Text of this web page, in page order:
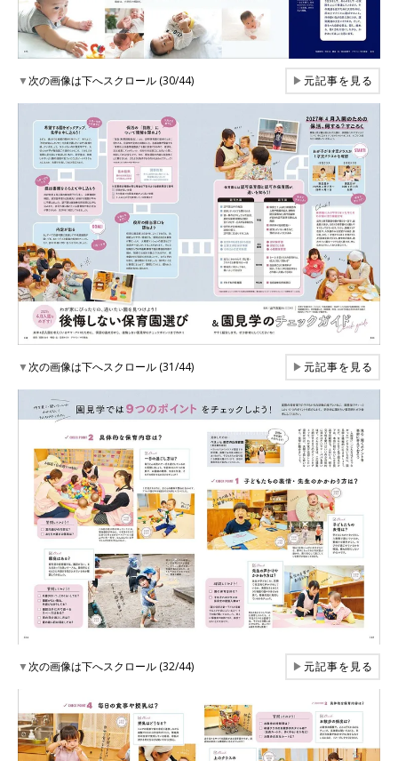
▼次の画像は下へスクロール (30/44) ▶元記事を見る
▼次の画像は下へスクロール (31/44) ▶元記事を見る
▼次の画像は下へスクロール (32/44) ▶元記事を見る